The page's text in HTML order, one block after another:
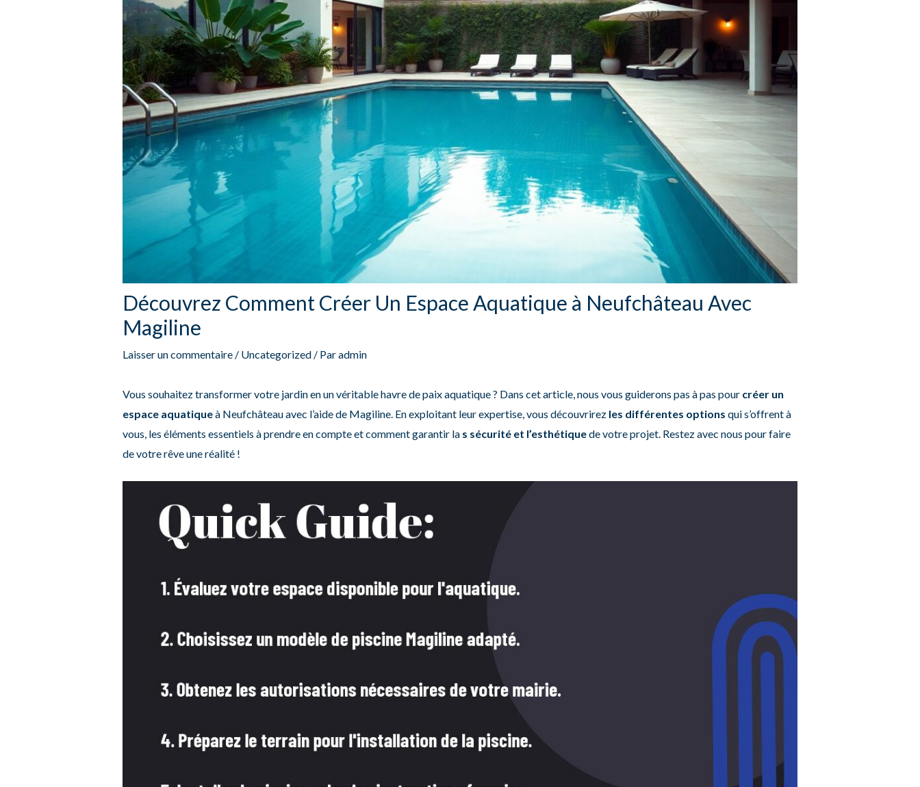
Découvrez Comment Créer Un Espace Aquatique à Neufchâteau Avec
Magiline
Laisser un commentaire / Uncategorized/ Paradmin
Vous souhaitez transformer votre jardin en un véritable havre de paix aquatique ? Dans cet article, nous vous guiderons pas à pas pour créer un
espace aquatiqueà Neufchâteau avec l’aide de Magiline. En exploitant leur expertise, vous découvrirez les différentes options qui s’offrent à
vous, les éléments essentiels à prendre en compte et comment garantir la s sécurité et l’esthétiquede votre projet. Restez avec nous pour faire
de votre rêve une réalité !